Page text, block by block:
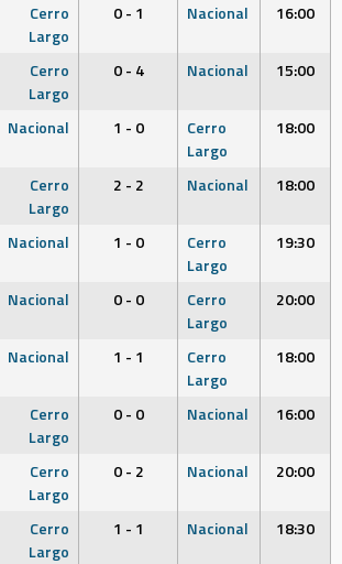
Cerro
Largo
0 - 1 Nacional 16:00
Cerro
Largo
0 - 4 Nacional 15:00
Nacional 1 - 0
Cerro
Largo
18:00
Cerro
Largo
2 - 2 Nacional 18:00
Nacional 1 - 0
Cerro
Largo
19:30
Nacional 0 - 0
Cerro
Largo
20:00
Nacional 1 - 1
Cerro
Largo
18:00
Cerro
Largo
0 - 0 Nacional 16:00
Cerro
Largo
0 - 2 Nacional 20:00
Cerro
Largo
1 - 1 Nacional 18:30